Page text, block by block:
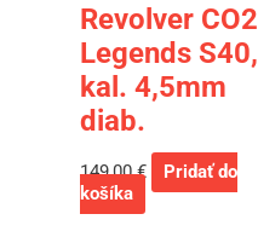
Revolver CO2
Legends S40,
kal. 4,5mm
diab.
149,00€
Pridať do
košíka